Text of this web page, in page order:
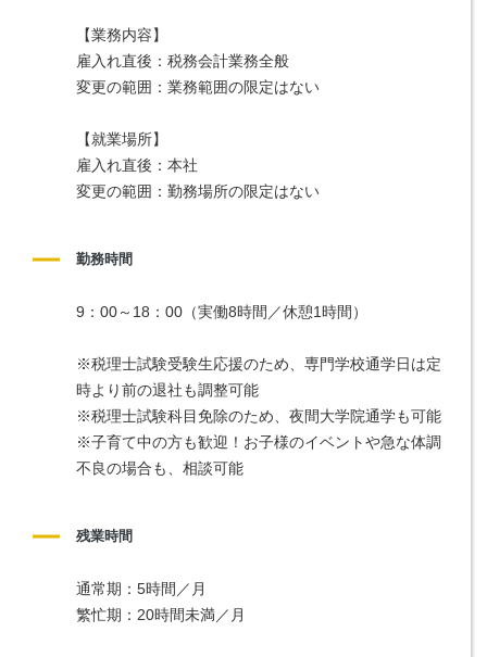
【業務内容】
雇入れ直後：税務会計業務全般
変更の範囲：業務範囲の限定はない
【就業場所】
雇入れ直後：本社
変更の範囲：勤務場所の限定はない
勤務時間
9：00～18：00（実働8時間／休憩1時間）
※税理士試験受験生応援のため、専門学校通学日は定
時より前の退社も調整可能
※税理士試験科目免除のため、夜間大学院通学も可能
※子育て中の方も歓迎！お子様のイベントや急な体調
不良の場合も、相談可能
残業時間
通常期：5時間／月
繁忙期：20時間未満／月